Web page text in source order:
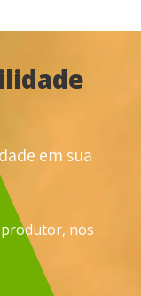
em sua
nos